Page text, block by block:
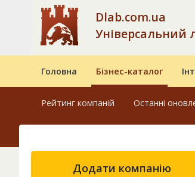
Dlab.com.ua
Універсальний
Головна Бізнес-каталог
Рейтинг компаній Останні
Додати компанію